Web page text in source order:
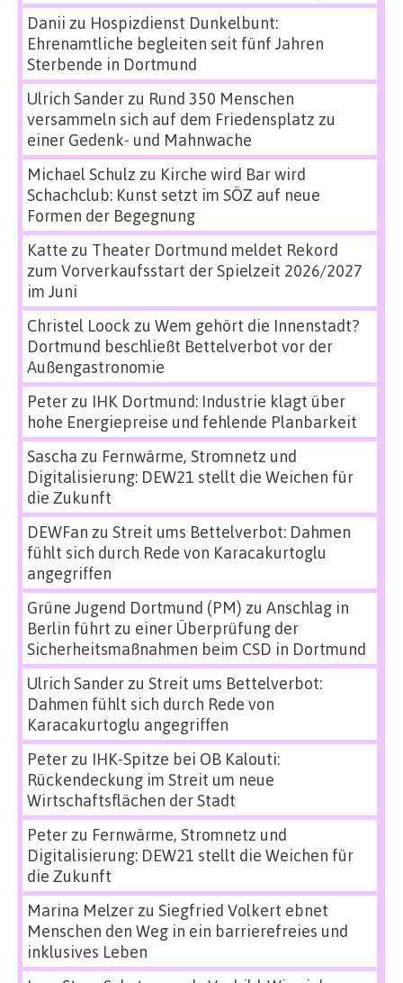
Danii zu Hospizdienst Dunkelbunt:
Ehrenamtliche begleiten seit fünf Jahren
Sterbende in Dortmund
Ulrich Sanderzu Rund 350 Menschen
versammeln sich auf dem Friedensplatz zu
einer Gedenk- und Mahnwache
Michael Schulz zu Kirche wird Bar wird
Schachclub: Kunst setzt im SÖZ auf neue
Formen der Begegnung
Katte zu Theater Dortmund meldet Rekord
zum Vorverkaufsstart der Spielzeit 2026/2027
im Juni
Christel Loock zu Wem gehört die Innenstadt?
Dortmund beschließt Bettelverbot vor der
Außengastronomie
Peterzu IHK Dortmund: Industrie klagt über
hohe Energiepreise und fehlende Planbarkeit
Sascha zu Fernwärme, Stromnetz und
Digitalisierung: DEW21 stellt die Weichen für
die Zukunft
DEWFan zu Streit ums Bettelverbot: Dahmen
fühlt sich durch Rede von Karacakurtoglu
angegriffen
Grüne Jugend Dortmund (PM) zu Anschlag in
Berlin führt zu einer Überprüfung der
Sicherheitsmaßnahmen beim CSD in Dortmund
Ulrich Sanderzu Streit ums Bettelverbot:
Dahmen fühlt sich durch Rede von
Karacakurtoglu angegriffen
Peterzu IHK-Spitze bei OB Kalouti:
Rückendeckung im Streit um neue
Wirtschaftsflächen der Stadt
Peterzu Fernwärme, Stromnetz und
Digitalisierung: DEW21 stellt die Weichen für
die Zukunft
Marina Melzerzu Siegfried Volkert ebnet
Menschen den Weg in ein barrierefreies und
inklusives Leben